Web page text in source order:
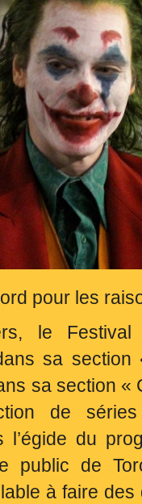
pour les
le
sa
sa section «
de
l’égide du
public de
à faire